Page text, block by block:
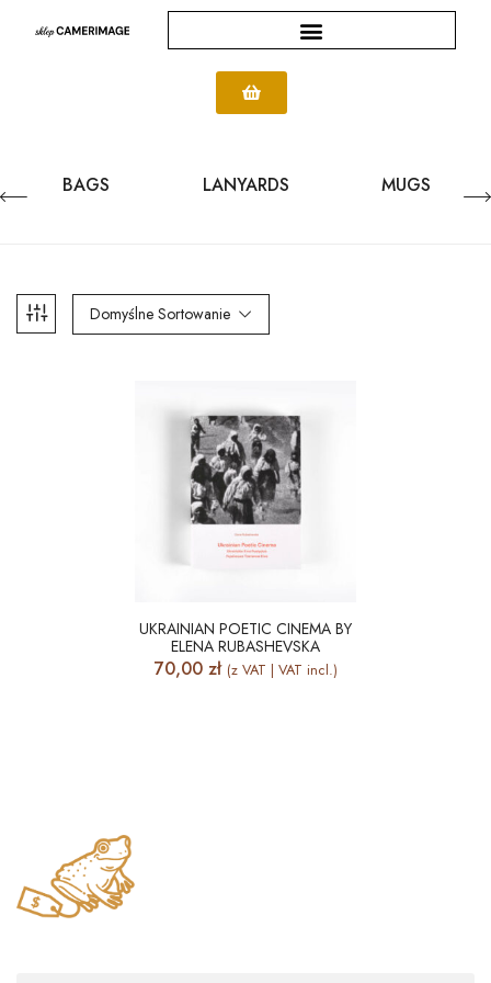
BAGS LANYARDS MUGS
Domyślne Sortowanie
UKRAINIAN POETIC CINEMA BY
ELENA RUBASHEVSKA
70,00 zł (z VAT | VAT incl.)